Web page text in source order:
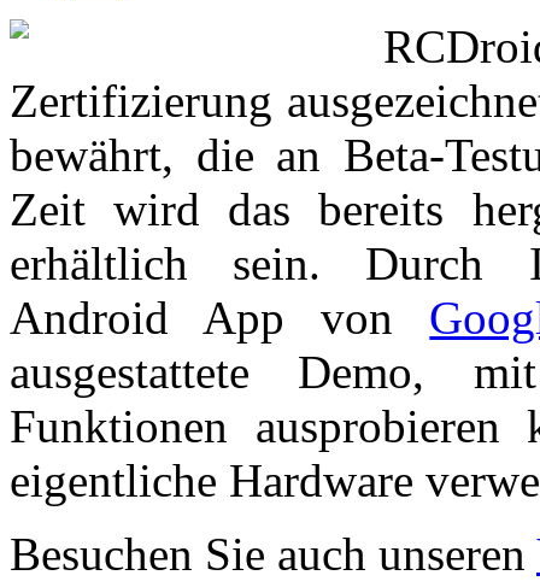
Zertifizierung
bewährt, die an Beta-
Zeit wird das bereits
erhältlich sein. Durch
Android App von
ausgestattete Demo,
Funktionen
eigentliche Hardware
Besuchen Sie auch unseren